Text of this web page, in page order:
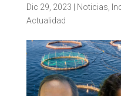
Dic 29, 2023 Noticias
Actualidad